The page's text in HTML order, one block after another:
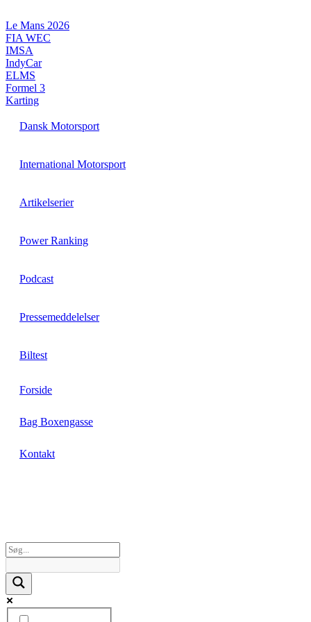
til
indhold
Le Mans 2026
FIA WEC
IMSA
IndyCar
ELMS
Formel 3
Karting
Dansk Motorsport
International Motorsport
Artikelserier
Power Ranking
Podcast
Pressemeddelelser
Biltest
Forside
Bag Boxengasse
Kontakt